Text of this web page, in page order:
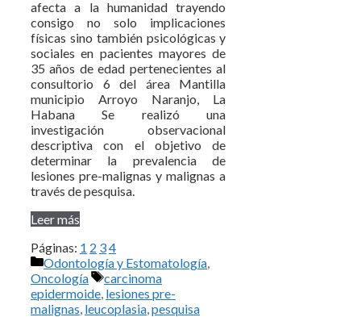
afecta a la humanidad trayendo
consigo no solo implicaciones
físicas sino también psicológicas y
sociales en pacientes mayores de
35 años de edad pertenecientes al
consultorio 6 del área Mantilla
municipio Arroyo Naranjo, La
Habana Se realizó una
investigación observacional
descriptiva con el objetivo de
determinar la prevalencia de
lesiones pre-malignas y malignas a
través de pesquisa.
Leer más
Páginas: 1 2 34
Categorías
Odontología y Estomatología
Oncología
Etiquetas
carcinoma
epidermoide lesiones pre-
malignas leucoplasia pesquisa